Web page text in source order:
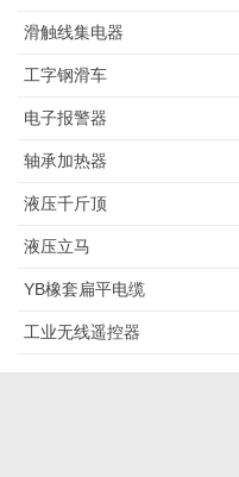
滑触线集电器
工字钢滑车
电子报警器
轴承加热器
液压千斤顶
液压立马
YB橡套扁平电缆
工业无线遥控器